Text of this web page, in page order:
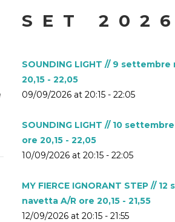
SET 2026
SOUNDING LIGHT // 9
20,15 - 22,05
09/09/2026 at 20:15 - 22:05
SOUNDING LIGHT // 10
ore 20,15 - 22,05
10/09/2026 at 20:15 - 22:05
MY FIERCE IGNORANT STEP //
navetta A/R ore 20,15 - 21,55
12/09/2026 at 20:15 - 21:55